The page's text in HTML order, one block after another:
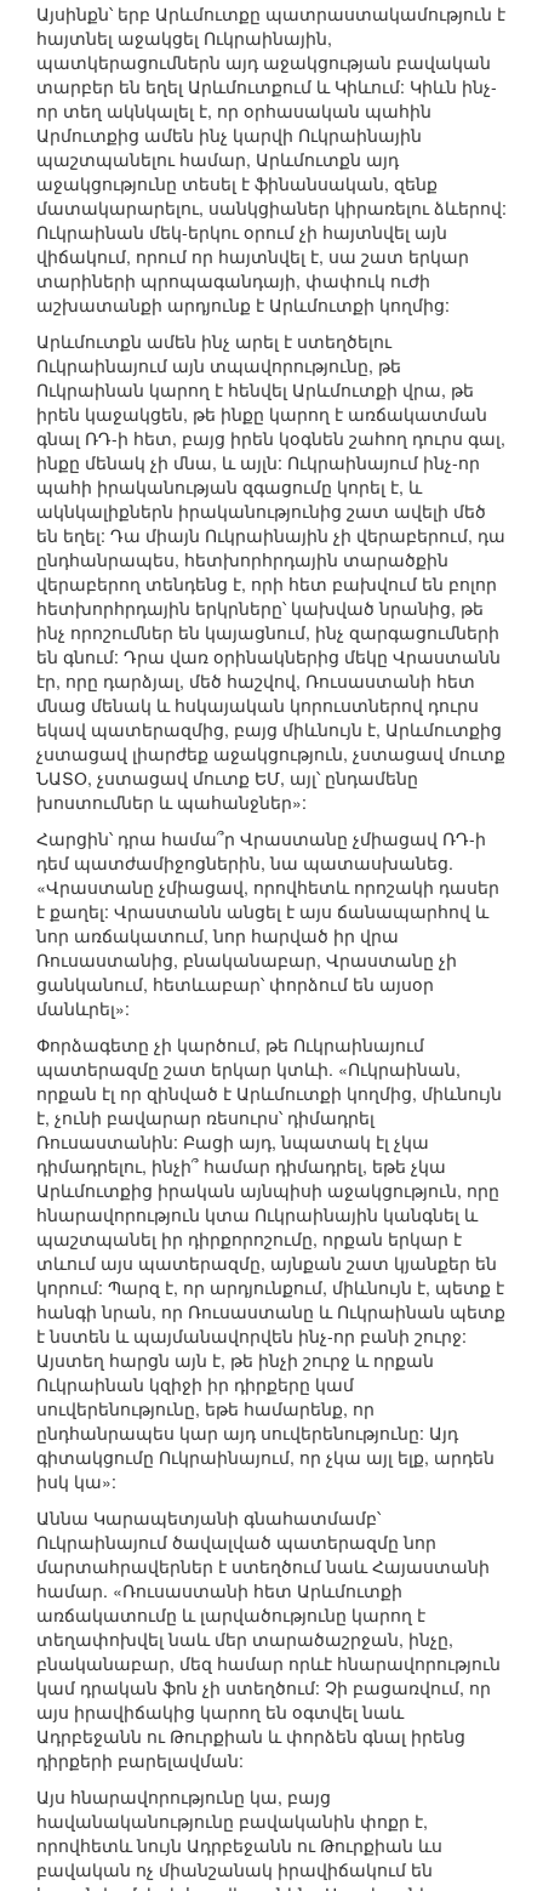
Այսինքն՝ երբ Արևմուտքը պատրաստակամություն է
հայտնել աջակցել Ուկրաինային,
պատկերացումներն այդ աջակցության բավական
տարբեր են եղել Արևմուտքում և Կիևում: Կիևն ինչ-
որ տեղ ակնկալել է, որ օրհասական պահին
Արմուտքից ամեն ինչ կարվի Ուկրաինային
պաշտպանելու համար, Արևմուտքն այդ
աջակցությունը տեսել է ֆինանսական, զենք
մատակարարելու, սանկցիաներ կիրառելու ձևերով:
Ուկրաինան մեկ-երկու օրում չի հայտնվել այն
վիճակում, որում որ հայտնվել է, սա շատ երկար
տարիների պրոպագանդայի, փափուկ ուժի
աշխատանքի արդյունք է Արևմուտքի կողմից:
Արևմուտքն ամեն ինչ արել է ստեղծելու
Ուկրաինայում այն տպավորությունը, թե
Ուկրաինան կարող է հենվել Արևմուտքի վրա, թե
իրեն կաջակցեն, թե ինքը կարող է առճակատման
գնալ ՌԴ-ի հետ, բայց իրեն կօգնեն շահող դուրս գալ,
ինքը մենակ չի մնա, և այլն: Ուկրաինայում ինչ-որ
պահի իրականության զգացումը կորել է, և
ակնկալիքներն իրականությունից շատ ավելի մեծ
են եղել: Դա միայն Ուկրաինային չի վերաբերում, դա
ընդհանրապես, հետխորհրդային տարածքին
վերաբերող տենդենց է, որի հետ բախվում են բոլոր
հետխորհրդային երկրները՝ կախված նրանից, թե
ինչ որոշումներ են կայացնում, ինչ զարգացումների
են գնում: Դրա վառ օրինակներից մեկը Վրաստանն
էր, որը դարձյալ, մեծ հաշվով, Ռուսաստանի հետ
մնաց մենակ և հսկայական կորուստներով դուրս
եկավ պատերազմից, բայց միևնույն է, Արևմուտքից
չստացավ լիարժեք աջակցություն, չստացավ մուտք
ՆԱՏՕ, չստացավ մուտք ԵՄ, այլ՝ ընդամենը
խոստումներ և պահանջներ»:
Հարցին՝ դրա համա՞ր Վրաստանը չմիացավ ՌԴ-ի
դեմ պատժամիջոցներին, նա պատասխանեց.
«Վրաստանը չմիացավ, որովհետև որոշակի դասեր
է քաղել: Վրաստանն անցել է այս ճանապարհով և
նոր առճակատում, նոր հարված իր վրա
Ռուսաստանից, բնականաբար, Վրաստանը չի
ցանկանում, հետևաբար՝ փորձում են այսօր
մանևրել»:
Փորձագետը չի կարծում, թե Ուկրաինայում
պատերազմը շատ երկար կտևի. «Ուկրաինան,
որքան էլ որ զինված է Արևմուտքի կողմից, միևնույն
է, չունի բավարար ռեսուրս՝ դիմադրել
Ռուսաստանին: Բացի այդ, նպատակ էլ չկա
դիմադրելու, ինչի՞ համար դիմադրել, եթե չկա
Արևմուտքից իրական այնպիսի աջակցություն, որը
հնարավորություն կտա Ուկրաինային կանգնել և
պաշտպանել իր դիրքորոշումը, որքան երկար է
տևում այս պատերազմը, այնքան շատ կյանքեր են
կորում: Պարզ է, որ արդյունքում, միևնույն է, պետք է
հանգի նրան, որ Ռուսաստանը և Ուկրաինան պետք
է նստեն և պայմանավորվեն ինչ-որ բանի շուրջ:
Այստեղ հարցն այն է, թե ինչի շուրջ և որքան
Ուկրաինան կզիջի իր դիրքերը կամ
սուվերենությունը, եթե համարենք, որ
ընդհանրապես կար այդ սուվերենությունը: Այդ
գիտակցումը Ուկրաինայում, որ չկա այլ ելք, արդեն
իսկ կա»:
Աննա Կարապետյանի գնահատմամբ՝
Ուկրաինայում ծավալված պատերազմը նոր
մարտահրավերներ է ստեղծում նաև Հայաստանի
համար. «Ռուսաստանի հետ Արևմուտքի
առճակատումը և լարվածությունը կարող է
տեղափոխվել նաև մեր տարածաշրջան, ինչը,
բնականաբար, մեզ համար որևէ հնարավորություն
կամ դրական ֆոն չի ստեղծում: Չի բացառվում, որ
այս իրավիճակից կարող են օգտվել նաև
Ադրբեջանն ու Թուրքիան և փորձեն գնալ իրենց
դիրքերի բարելավման:
Այս հնարավորությունը կա, բայց
հավանականությունը բավականին փոքր է,
որովհետև նույն Ադրբեջանն ու Թուրքիան ևս
բավական ոչ միանշանակ իրավիճակում են